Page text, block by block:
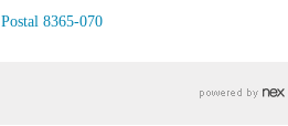
8365-070